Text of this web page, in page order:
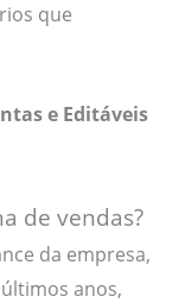
que
e Editáveis
de vendas?
da empresa,
anos,